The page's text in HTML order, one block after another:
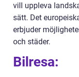
vill uppleva
sätt. Det
erbjuder
och städer.
Bilresa: